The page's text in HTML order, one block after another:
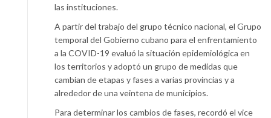
las instituciones.
A partir del trabajo del grupo técnico nacional, el Grupo
temporal del Gobierno cubano para el enfrentamiento
a la COVID-19 evaluó la situación epidemiológica en
los territorios y adoptó un grupo de medidas que
cambian de etapas y fases a varias provincias y a
alrededor de una veintena de municipios.
Para determinar los cambios de fases, recordó el vice